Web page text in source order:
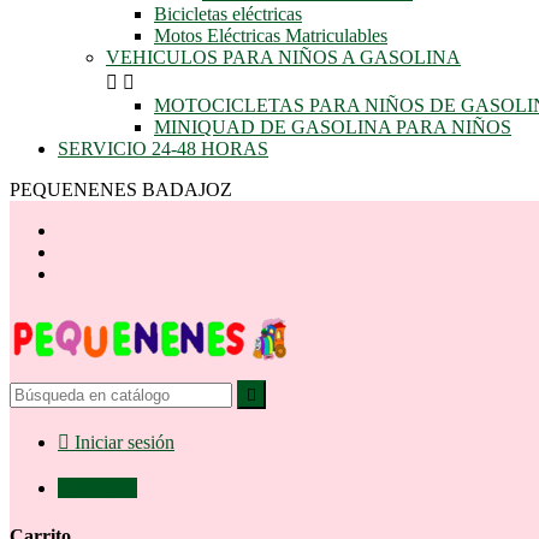
Bicicletas eléctricas
Motos Eléctricas Matriculables
VEHICULOS PARA NIÑOS A GASOLINA
 
MOTOCICLETAS PARA NIÑOS DE
MINIQUAD DE GASOLINA PARA NIÑOS
SERVICIO 24-48 HORAS
PEQUENENES BADAJOZ

 Iniciar sesión